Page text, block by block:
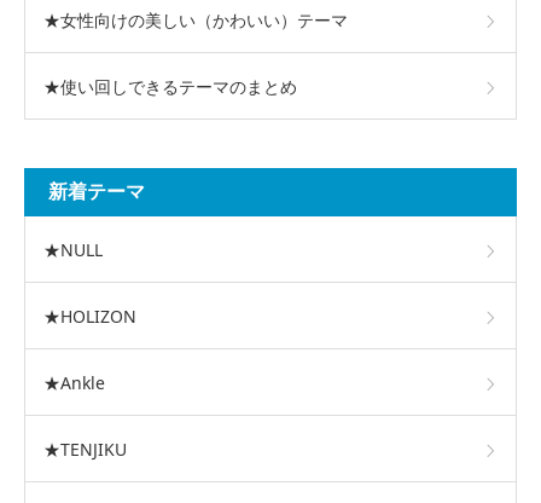
★女性向けの美しい（かわいい）テーマ
★使い回しできるテーマのまとめ
新着テーマ
★NULL
★HOLIZON
★Ankle
★TENJIKU